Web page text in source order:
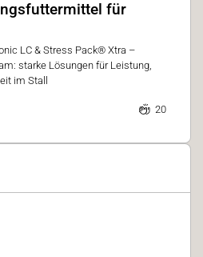
für
LC & Stress Pack® Xtra –
starke Lösungen für Leistung,
im Stall
20